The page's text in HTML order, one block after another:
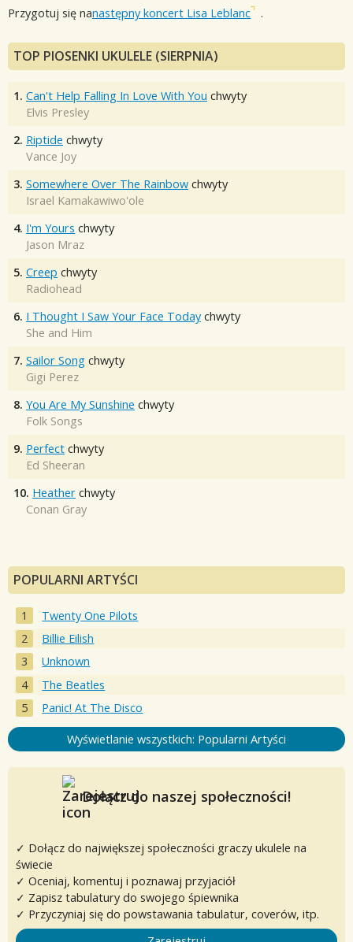
Przygotuj się nanastępny koncert Lisa Leblanc .
TOP PIOSENKI UKULELE (SIERPNIA)
1. Can't Help Falling In Love With You chwyty
Elvis Presley
2. Riptide chwyty
Vance Joy
3. Somewhere Over The Rainbow chwyty
Israel Kamakawiwo'ole
4. I'm Yours chwyty
Jason Mraz
5. Creep chwyty
Radiohead
6. I Thought I Saw Your Face Today chwyty
She and Him
7. Sailor Song chwyty
Gigi Perez
8. You Are My Sunshine chwyty
Folk Songs
9. Perfect chwyty
Ed Sheeran
10. Heather chwyty
Conan Gray
POPULARNI ARTYŚCI
Twenty One Pilots
Billie Eilish
Unknown
The Beatles
Panic! At The Disco
Wyświetlanie wszystkich: Popularni Artyści
Dołącz do naszej społeczności!
✓ Dołącz do największej społeczności graczy ukulele na
świecie
✓ Oceniaj, komentuj i poznawaj przyjaciół
✓ Zapisz tabulatury do swojego śpiewnika
✓ Przyczyniaj się do powstawania tabulatur, coverów, itp.